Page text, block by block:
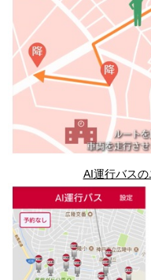
AI運行バス